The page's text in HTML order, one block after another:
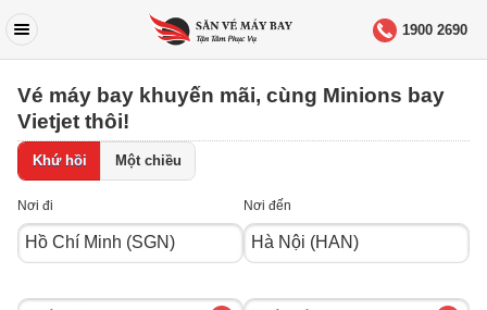
1900 2690
Vé máy bay khuyến mãi, cùng Minions bay
Vietjet thôi!
Khứ hồi Một chiều
Nơi đi Nơi đến
Ngày
Ngày